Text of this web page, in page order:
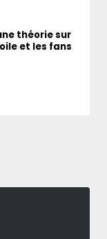
théorie sur
et les fans